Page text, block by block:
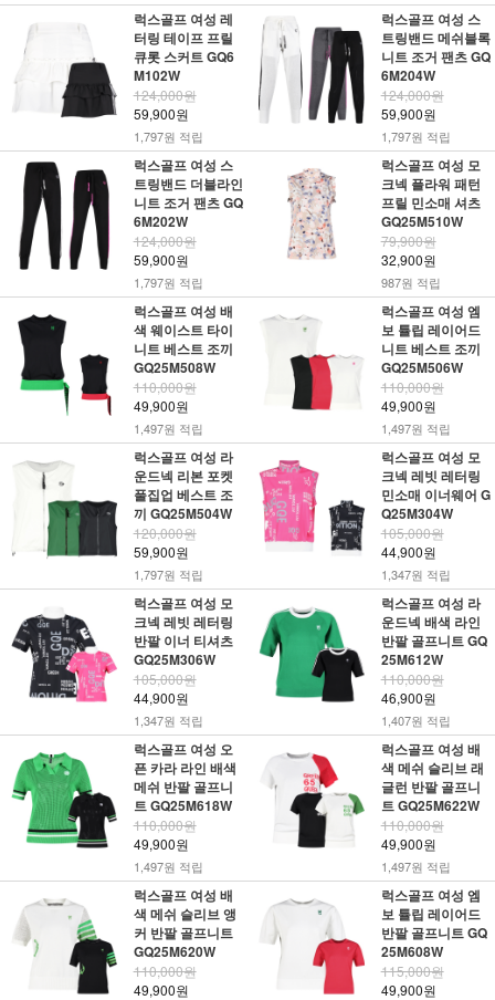
럭스골프 여성 레
터링 테이프 프릴
큐롯 스커트 GQ6
M102W
124,000원
59,900원
1,797원 적립
럭스골프 여성 스
트링밴드 메쉬블록
니트 조거 팬츠 GQ
6M204W
124,000원
59,900원
1,797원 적립
럭스골프 여성 스
트링밴드 더블라인
니트 조거 팬츠 GQ
6M202W
124,000원
59,900원
1,797원 적립
럭스골프 여성 모
크넥 플라워 패턴
프릴 민소매 셔츠
GQ25M510W
79,900원
32,900원
987원 적립
럭스골프 여성 배
색 웨이스트 타이
니트 베스트 조끼
GQ25M508W
110,000원
49,900원
1,497원 적립
럭스골프 여성 엠
보 튤립 레이어드
니트 베스트 조끼
GQ25M506W
110,000원
49,900원
1,497원 적립
럭스골프 여성 라
운드넥 리본 포켓
풀집업 베스트 조
끼 GQ25M504W
120,000원
59,900원
1,797원 적립
럭스골프 여성 모
크넥 레빗 레터링
민소매 이너웨어 G
Q25M304W
105,000원
44,900원
1,347원 적립
럭스골프 여성 모
크넥 레빗 레터링
반팔 이너 티셔츠
GQ25M306W
105,000원
44,900원
1,347원 적립
럭스골프 여성 라
운드넥 배색 라인
반팔 골프니트 GQ
25M612W
110,000원
46,900원
1,407원 적립
럭스골프 여성 오
픈 카라 라인 배색
메쉬 반팔 골프니
트 GQ25M618W
110,000원
49,900원
1,497원 적립
럭스골프 여성 배
색 메쉬 슬리브 래
글런 반팔 골프니
트 GQ25M622W
110,000원
49,900원
1,497원 적립
럭스골프 여성 배
색 메쉬 슬리브 앵
커 반팔 골프니트
GQ25M620W
110,000원
49,900원
럭스골프 여성 엠
보 튤립 레이어드
반팔 골프니트 GQ
25M608W
115,000원
49,900원